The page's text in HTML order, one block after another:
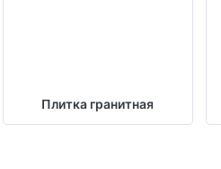
Плитка гранитная